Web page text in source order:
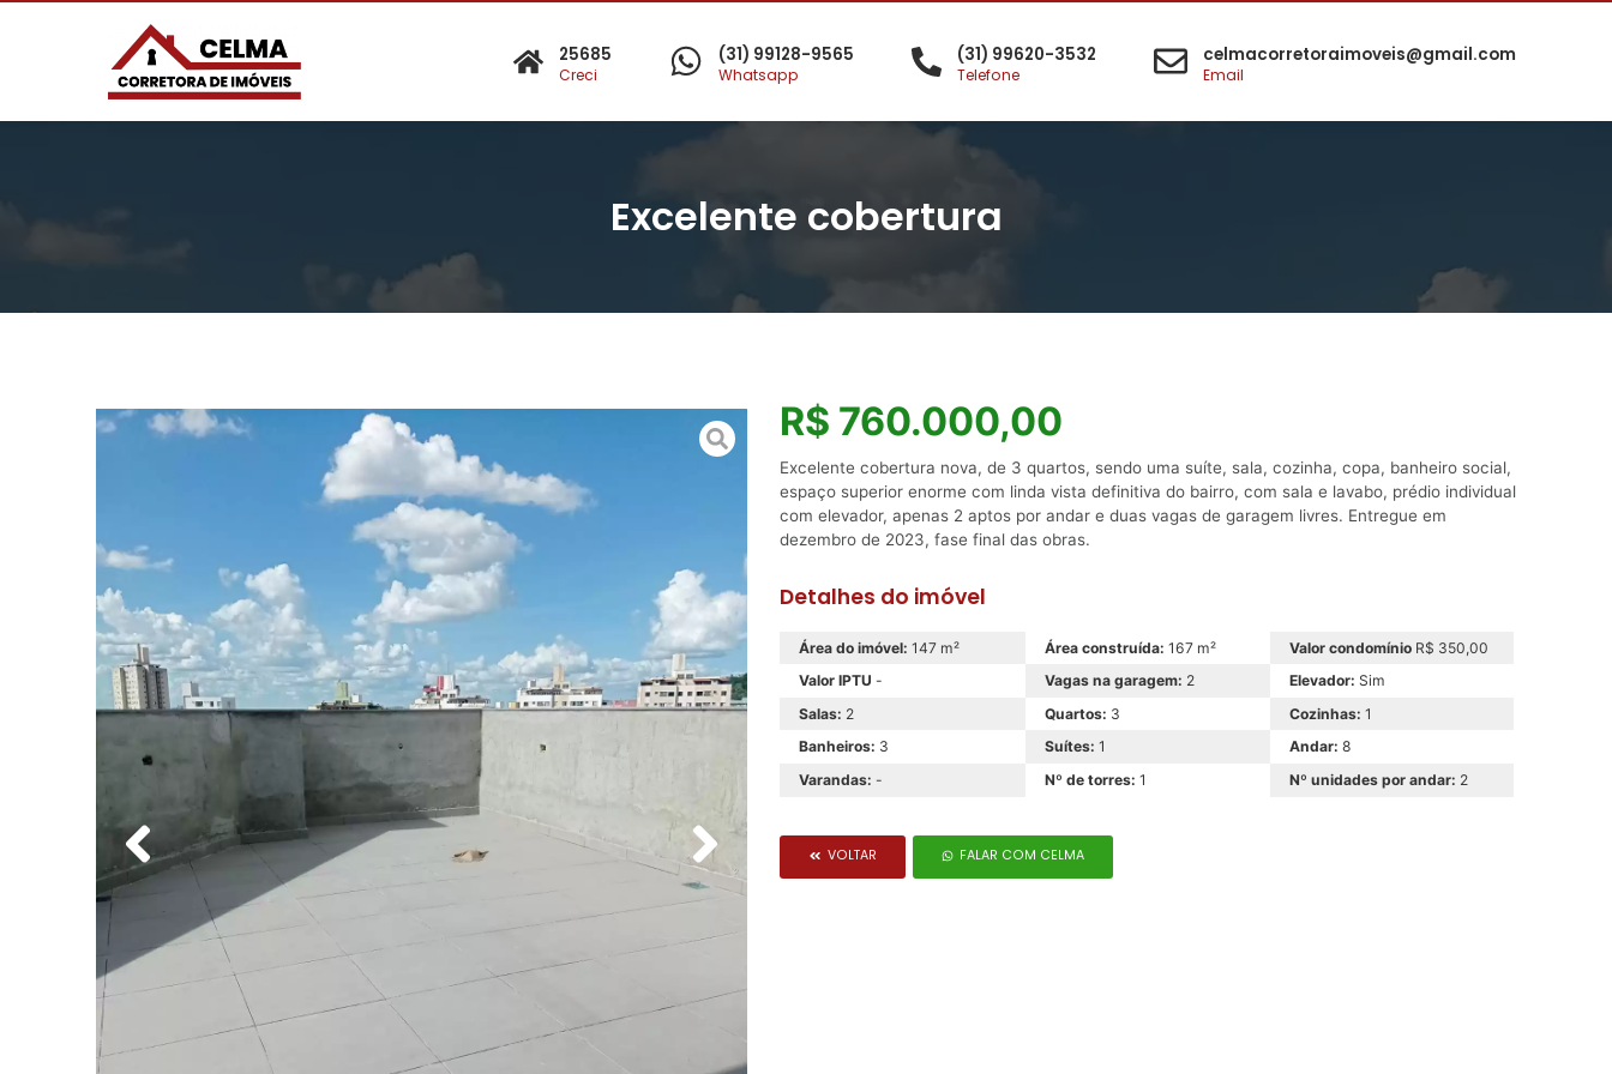
25685
Creci
(31) 99128-9565
Whatsapp
(31) 99620-3532
Telefone
celmacorretoraimoveis@gmail.com
Email
Excelente cobertura
R$ 760.000,00
Excelente cobertura nova, de 3 quartos, sendo uma suíte, sala, cozinha, copa, banheiro social,
espaço superior enorme com linda vista definitiva do bairro, com sala e lavabo, prédio individual
com elevador, apenas 2 aptos por andar e duas vagas de garagem livres. Entregue em
dezembro de 2023, fase final das obras.
Detalhes do imóvel
Área do imóvel: 147 m² Área construída: 167 m² Valor condomínio R$ 350,00
Valor IPTU - Vagas na garagem: 2 Elevador: Sim
Salas: 2 Quartos: 3 Cozinhas: 1
Banheiros: 3 Suítes: 1 Andar: 8
Varandas: - Nº de torres: 1 Nº unidades por andar: 2
VOLTAR FALAR COM CELMA